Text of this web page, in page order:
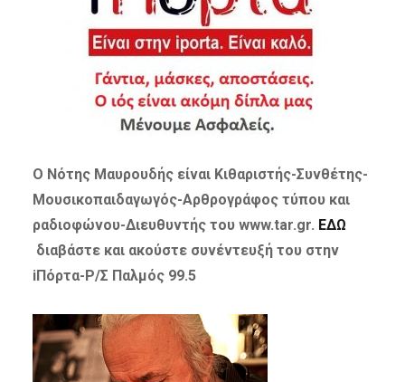
Ο Νότης Μαυρουδής είναι Κιθαριστής-Συνθέτης-
Μουσικοπαιδαγωγός-Αρθρογράφος τύπου και
ραδιοφώνου-Διευθυντής του www.tar.gr. ΕΔΩ
διαβάστε και ακούστε συνέντευξή του στην
iΠόρτα-Ρ/Σ Παλμός 99.5